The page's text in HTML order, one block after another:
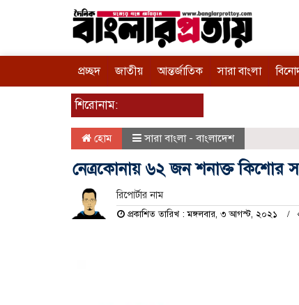
প্রচ্ছদ জাতীয় আন্তর্জাতিক সারা বাংলা
শিরোনাম:
হোম সারা বাংলা - বাংলাদেশ
নেত্রকোনায় ৬২ জন শনাক্ত কিশোর
রিপোর্টার নাম
প্রকাশিত তারিখ : মঙ্গলবার, ৩ আগস্ট, ২০২১